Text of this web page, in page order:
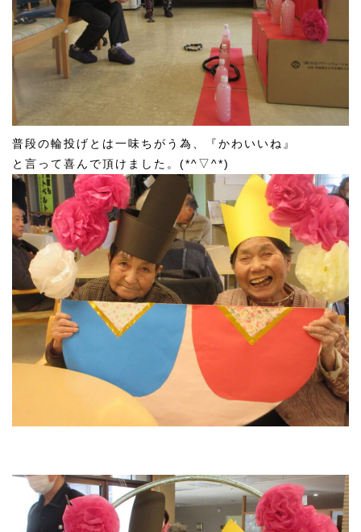
普段の輪投げとは一味ちがう為、『かわいいね』
と言って喜んで頂けました。(*^▽^*)